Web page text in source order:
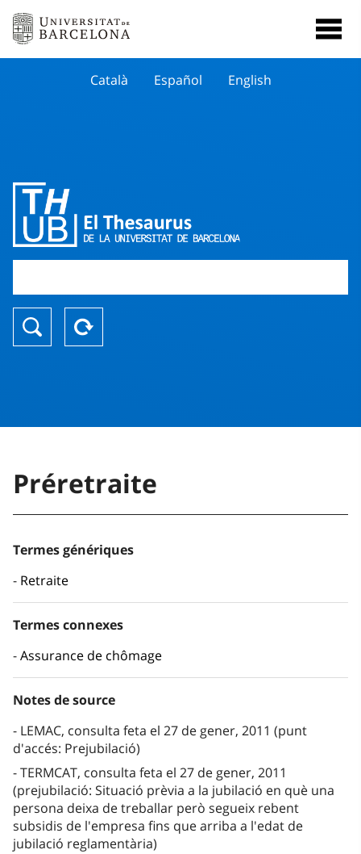
Català Español English
Préretraite
Termes génériques
Retraite
Termes connexes
Assurance de chômage
Notes de source
LEMAC, consulta feta el 27 de gener, 2011 (punt
d'accés: Prejubilació)
TERMCAT, consulta feta el 27 de gener, 2011
(prejubilació: Situació prèvia a la jubilació en què una
persona deixa de treballar però segueix rebent
subsidis de l'empresa fins que arriba a l'edat de
jubilació reglamentària)